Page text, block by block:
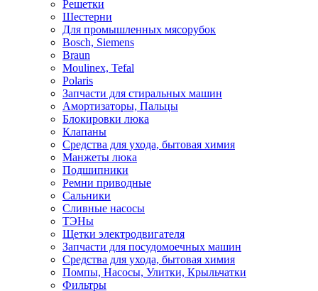
Решетки
Шестерни
Для промышленных мясорубок
Bosch, Siemens
Braun
Moulinex, Tefal
Polaris
Запчасти для стиральных машин
Амортизаторы, Пальцы
Блокировки люка
Клапаны
Средства для ухода, бытовая химия
Манжеты люка
Подшипники
Ремни приводные
Сальники
Сливные насосы
ТЭНы
Щетки электродвигателя
Запчасти для посудомоечных машин
Средства для ухода, бытовая химия
Помпы, Насосы, Улитки, Крыльчатки
Фильтры